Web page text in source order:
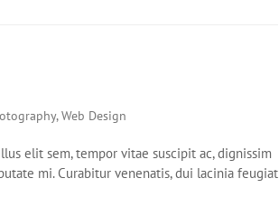
,Web Design
elit sem, tempor vitae suscipit ac, dignissim
mi. Curabitur venenatis, dui lacinia feugiat